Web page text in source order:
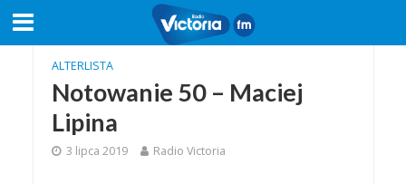
ALTERLISTA
Notowanie 50 – Maciej
Lipina
3 lipca 2019 Radio Victoria